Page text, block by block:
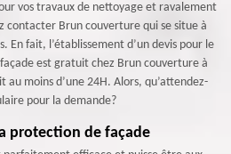
vos travaux de nettoyage et ravalement
contacter Brun couverture qui se situe à
En fait, l’établissement d’un devis pour le
est gratuit chez Brun couverture à
au moins d’une 24H. Alors, qu’attendez-
pour la demande?
protection de façade